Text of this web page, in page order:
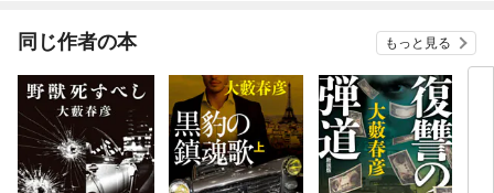
同じ作者の本 もっと見る